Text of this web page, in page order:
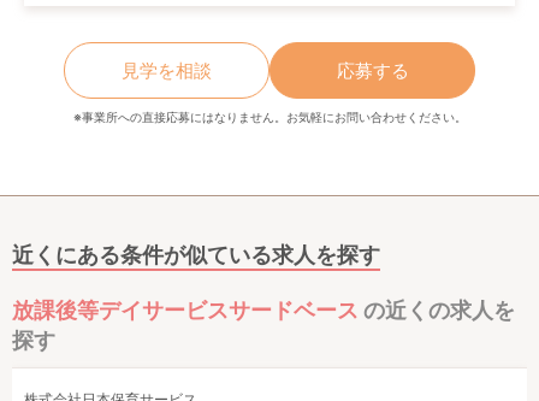
見学を相談 応募する
※事業所への直接応募にはなりません。お気軽にお問い合わせください。
近くにある条件が似ている求人を探す
放課後等デイサービスサードベース の近くの求人を
探す